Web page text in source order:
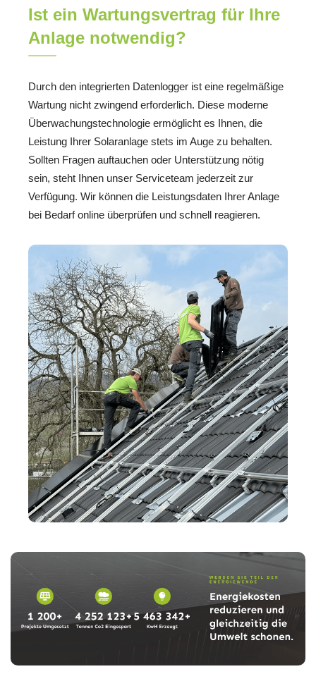
Ist ein Wartungsvertrag für Ihre
Anlage notwendig?
Durch den integrierten Datenlogger ist eine regelmäßige
Wartung nicht zwingend erforderlich. Diese moderne
Überwachungstechnologie ermöglicht es Ihnen, die
Leistung Ihrer Solaranlage stets im Auge zu behalten.
Sollten Fragen auftauchen oder Unterstützung nötig
sein, steht Ihnen unser Serviceteam jederzeit zur
Verfügung. Wir können die Leistungsdaten Ihrer Anlage
bei Bedarf online überprüfen und schnell reagieren.